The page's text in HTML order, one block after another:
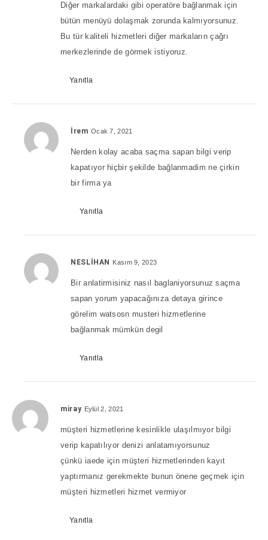
Diğer markalardaki gibi operatöre bağlanmak için
bütün menüyü dolaşmak zorunda kalmıyorsunuz.
Bu tür kaliteli hizmetleri diğer markaların çağrı
merkezlerinde de görmek istiyoruz.
Yanıtla
İrem Ocak 7, 2021
Nerden kolay acaba saçma sapan bilgi verip
kapatıyor hiçbir şekilde bağlanmadim ne çirkin
bir firma ya
Yanıtla
NESLİHAN Kasım 9, 2023
Bir anlatirmisiniz nasıl baglaniyorsunuz saçma
sapan yorum yapacağınıza detaya girince
görelim watsosn musteri hizmetlerine
bağlanmak mümkün degil
Yanıtla
miray Eylül 2, 2021
müşteri hizmetlerine kesinlikle ulaşılmıyor bilgi
verip kapatılıyor denizi anlatamıyorsunuz
çünkü iaede için müşteri hizmetlerinden kayıt
yaptırmanız gerekmekte bunun önene geçmek için
müşteri hizmetleri hizmet vermiyor
Yanıtla